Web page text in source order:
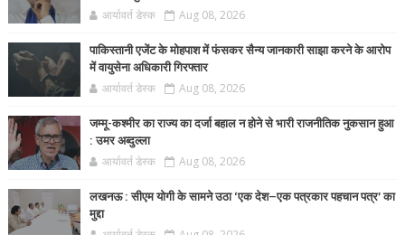
आर्यावर्त डेस्क Aug 08, 2026
पाकिस्तानी एजेंट के मोहपाश में फंसकर सैन्य जानकारी साझा करने के आरोप
में वायुसेना अधिकारी गिरफ्तार
आर्यावर्त डेस्क Aug 08, 2026
जम्मू-कश्मीर का राज्य का दर्जा बहाल न होने से भारी राजनीतिक नुकसान हुआ
: उमर अब्दुल्ला
आर्यावर्त डेस्क Aug 08, 2026
लखनऊ : सीएम योगी के सामने उठा ‘एक देश–एक पत्रकार पहचान पत्र’ का
मुद्दा